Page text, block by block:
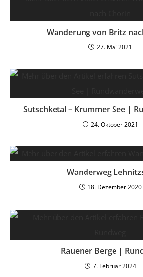
Wanderung von Britz
27. Mai 2021
Sutschketal – Krummer See |
24. Oktober 2021
Wanderweg
18. Dezember 2020
Rauener Berge |
7. Februar 2024